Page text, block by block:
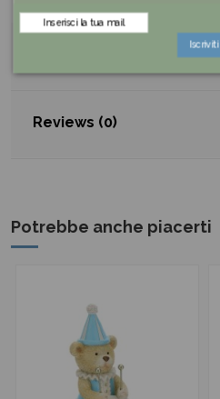
Dettagli del prodotto
Reviews (0)
Potrebbe anche piacerti
Iscriviti